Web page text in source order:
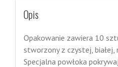
Opis
Opakowanie zawiera 10
stworzony z czystej, białej,
Specjalna powłoka